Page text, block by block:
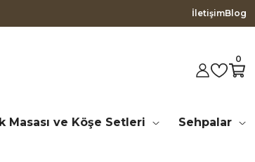
İletişimBlog
0
Masası ve Köşe Setleri Sehpalar